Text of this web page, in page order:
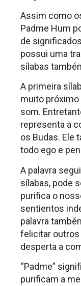
Assim como
Padme Hum
de
possui uma
sílabas
A primeira
muito
som.
representa a
os Budas. Ele
todo ego e
A palavra
sílabas, pode
purifica o
sentientos
palavra
felicitar outros
desperta a
“Padme”
purificam a